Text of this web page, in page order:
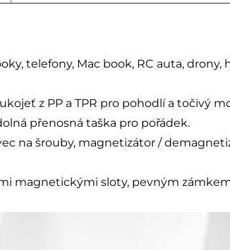
telefony, Mac book, RC auta, drony,
z PP a TPR pro pohodlí a točivý
přenosná taška pro pořádek.
na šrouby, magnetizátor /
magnetickými sloty, pevným